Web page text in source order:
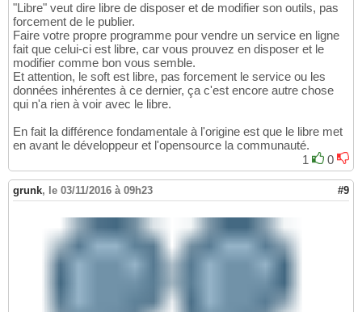
"Libre" veut dire libre de disposer et de modifier son outils, pas
forcement de le publier.
Faire votre propre programme pour vendre un service en ligne
fait que celui-ci est libre, car vous prouvez en disposer et le
modifier comme bon vous semble.
Et attention, le soft est libre, pas forcement le service ou les
données inhérentes à ce dernier, ça c'est encore autre chose
qui n'a rien à voir avec le libre.
En fait la différence fondamentale à l'origine est que le libre met
en avant le développeur et l'opensource la communauté.
1
0
grunk, le 03/11/2016 à 09h23 #9